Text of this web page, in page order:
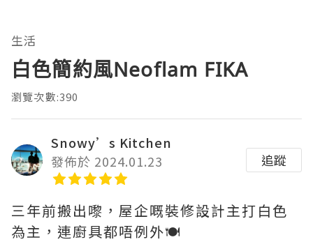
生活
白色簡約風Neoflam FIKA
瀏覽次數:390
Snowy’s Kitchen
發佈於 2024.01.23
追蹤
三年前搬出嚟，屋企嘅裝修設計主打白色
為主，連廚具都唔例外🍽️